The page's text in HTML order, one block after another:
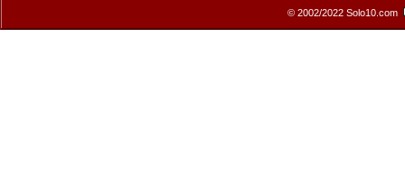
© 2002/2022 Solo10.com